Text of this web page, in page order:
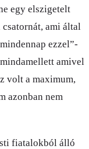
egy elszigetelt
ami által
ezzel”-
amivel
volt a maximum,
azonban nem
fiatalokból álló